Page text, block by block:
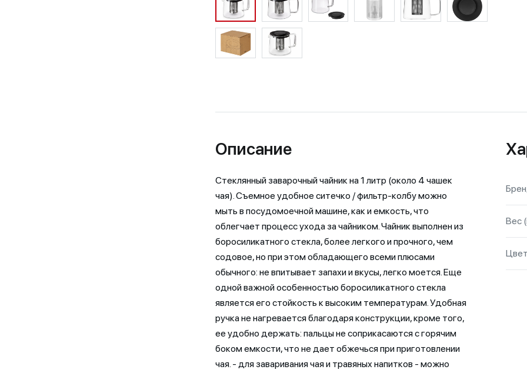
Описание
Стеклянный заварочный чайник на 1 литр (около 4 чашек
чая). Съемное удобное ситечко / фильтр-колбу можно
мыть в посудомоечной машине, как и емкость, что
облегчает процесс ухода за чайником. Чайник выполнен из
боросиликатного стекла, более легкого и прочного, чем
содовое, но при этом обладающего всеми плюсами
обычного: не впитывает запахи и вкусы, легко моется. Еще
одной важной особенностью боросиликатного стекла
является его стойкость к высоким температурам. Удобная
ручка не нагревается благодаря конструкции, кроме того,
ее удобно держать: пальцы не соприкасаются с горячим
боком емкости, что не дает обжечься при приготовлении
чая. - для заваривания чая и травяных напитков - можно
Вес